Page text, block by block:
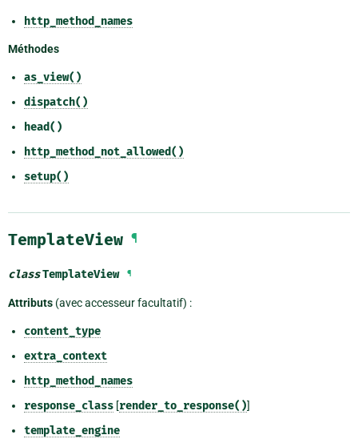
http_method_names
Méthodes
as_view()
dispatch()
head()
http_method_not_allowed()
setup()
TemplateView ¶
classTemplateView ¶
Attributs (avec accesseur facultatif) :
content_type
extra_context
http_method_names
response_class [render_to_response()]
template_engine